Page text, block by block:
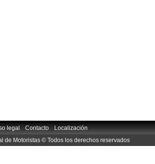
legal|Contacto|Localización
de Motoristas © Todos los derechos reservados